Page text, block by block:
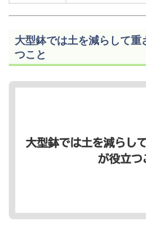
大型鉢では土を減らして
つこと